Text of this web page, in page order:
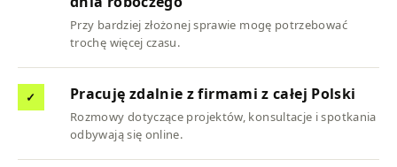
Przy bardziej złożonej sprawie mogę potrzebować
trochę więcej czasu.
✓ Pracuję zdalnie z firmami z całej Polski
Rozmowy dotyczące projektów, konsultacje i spotkania
odbywają się online.